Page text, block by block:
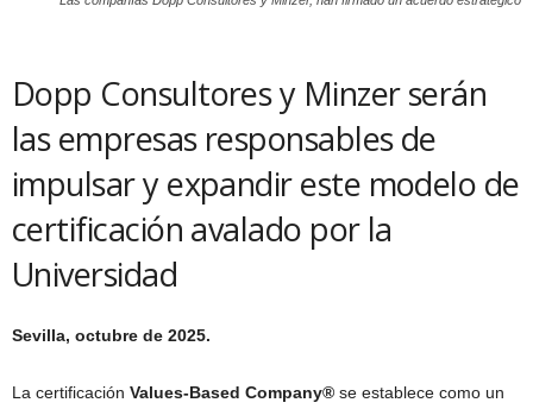
Dopp Consultores y Minzer serán
las empresas responsables de
impulsar y expandir este modelo de
certificación avalado por la
Universidad
Sevilla, octubre de 2025.
La certificación Values-Based Company® se establece como un